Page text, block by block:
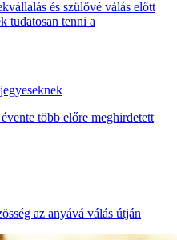
és szülővé válás előtt
tudatosan tenni a
több előre meghirdetett
az anyává válás útján